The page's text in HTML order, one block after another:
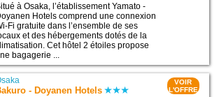
à Osaka, l’établissement Yamato -
Hotels comprend une connexion
Fi gratuite dans l’ensemble de ses
et des hébergements dotés de la
Cet hôtel 2 étoiles propose
bagagerie ...
- Doyanen Hotels
VOIR
L'OFFRE